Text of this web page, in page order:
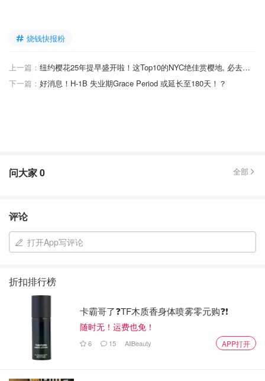
烧钱快报粉
上一篇：
纽约樱花25年提早盛开啦！这Top10的NYC绝佳赏樱地, 必去打卡～
下一篇： 好消息！H-1B 失业期Grace Period 或延长至180天！？
问大家0 全部
评论
打开App写评论
折扣排行榜
卡霸哥了❓TF木质香身体喷雾零元购❓❗
随时无！运费也免！
6 15 AllBeauty APP打开